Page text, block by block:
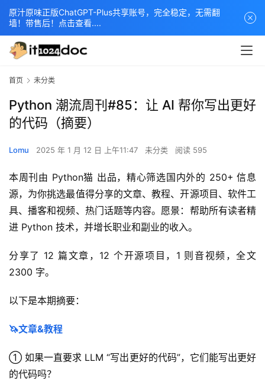
首页 未分类
Python 潮流周刊#85：让 AI 帮你写出更好
的代码（摘要）
Lomu 2025 年 1 月 12 日 上午11:47 未分类 阅读 595
本周刊由 Python猫 出品，精心筛选国内外的 250+ 信息
源，为你挑选最值得分享的文章、教程、开源项目、软件工
具、播客和视频、热门话题等内容。愿景：帮助所有读者精
进 Python 技术，并增长职业和副业的收入。
分享了 12 篇文章，12 个开源项目，1 则音视频，全文
2300 字。
以下是本期摘要：
🦄文章&教程
① 如果一直要求 LLM “写出更好的代码”，它们能写出更好
的代码吗？
原汁原味正版ChatGPT-Plus共享账号，完全稳定，无需翻
墙！带售后！点击查看....